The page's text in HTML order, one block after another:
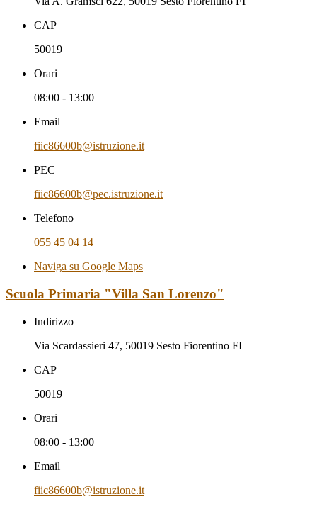
CAP
50019
Orari
08:00 - 13:00
Email
fiic86600b@istruzione.it
PEC
fiic86600b@pec.istruzione.it
Telefono
055 45 04 14
Naviga su Google Maps
Scuola Primaria "Villa San Lorenzo"
Indirizzo
Via Scardassieri 47, 50019 Sesto Fiorentino FI
CAP
50019
Orari
08:00 - 13:00
Email
fiic86600b@istruzione.it